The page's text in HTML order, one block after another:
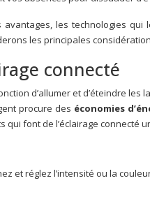
les technologies
les principales
connecté
d’allumer et d’éteindre
procure des économies
qui font de l’éclairage connecté
et réglez l’intensité ou la